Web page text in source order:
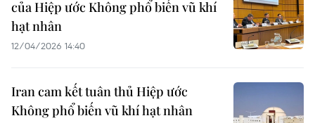
của Hiệp ước Không phổ biến vũ khí
hạt nhân
12/04/2026 14:40
Iran cam kết tuân thủ Hiệp ước
Không phổ biến vũ khí hạt nhân